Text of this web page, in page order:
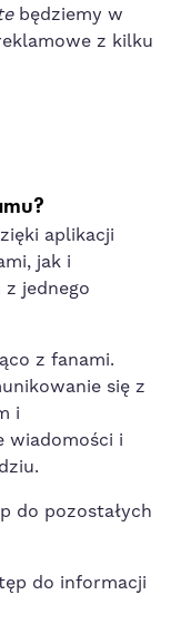
będziemy w
z kilku
aplikacji
jak i
z jednego
z fanami.
się z
i
wiadomości i
do pozostałych
do informacji